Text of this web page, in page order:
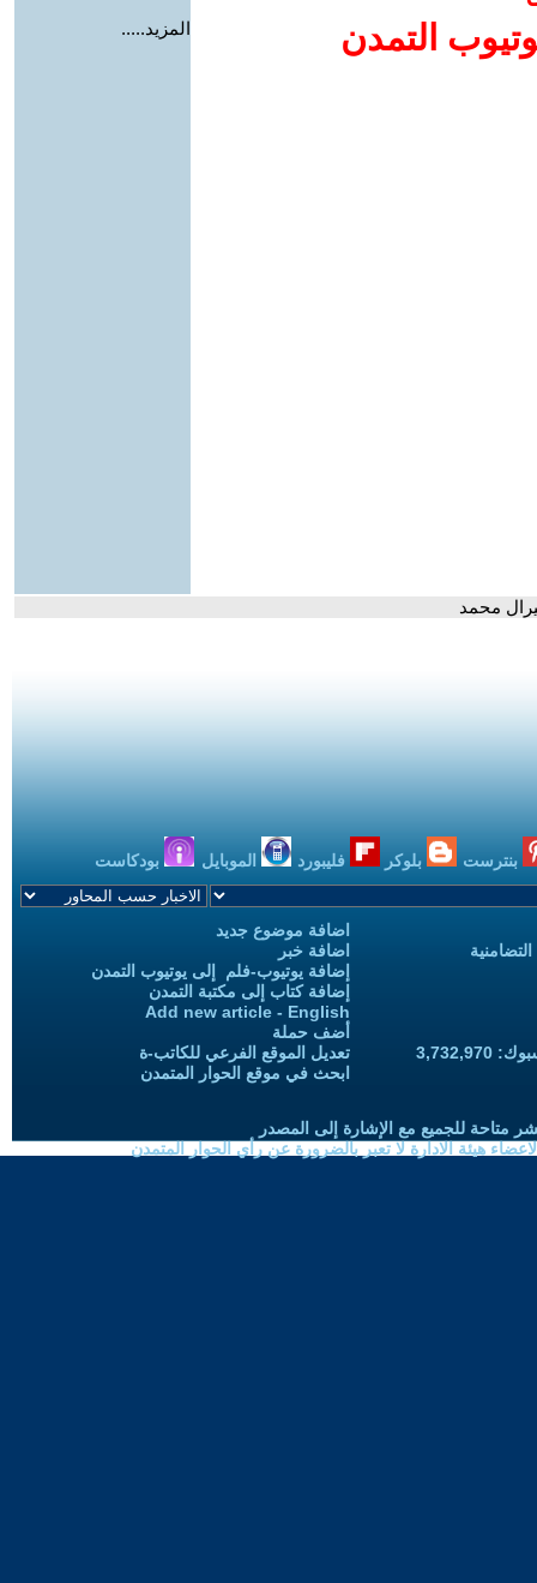
التمدن
المزيد.....
محمد
بنترست بلوكر فليبورد الموبايل بودكاست
اضافة موضوع جديد
اضافة خبر
إضافة يوتيوب-فلم إلى يوتيوب التمدن
إضافة كتاب إلى مكتبة التمدن
Add new article - English
أضف حملة
تعديل الموقع الفرعي للكاتب-ة
ابحث في موقع الحوار المتمدن
متاحة للجميع مع الإشارة إلى المصدر
هيئة الادارة لا تعبر بالضرورة عن رأي الحوار المتمدن